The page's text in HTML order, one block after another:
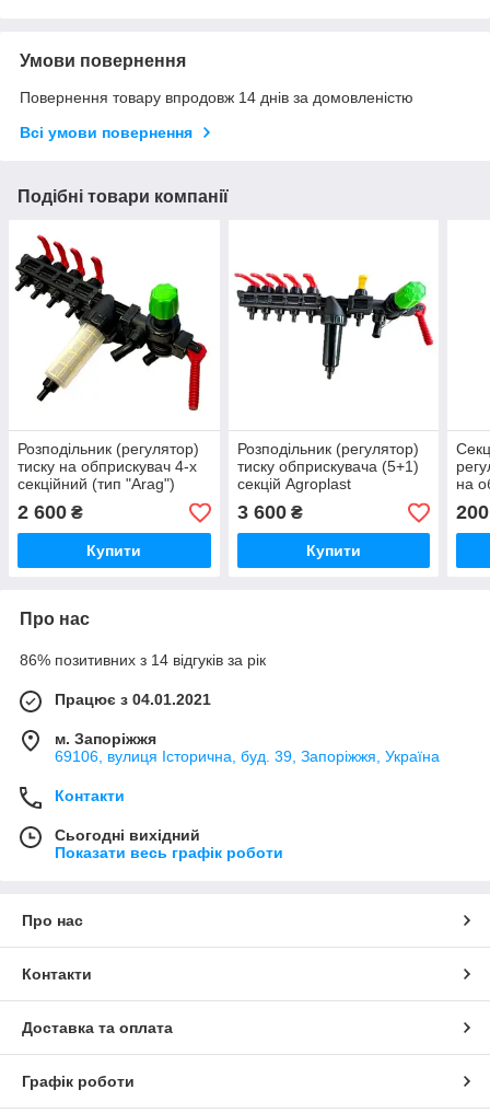
Умови повернення
Повернення товару впродовж 14 днів за домовленістю
Всі умови повернення
Подібні товари компанії
Розподільник (регулятор)
тиску на обприскувач 4-х
секційний (тип "Arag")
Agroplast, 228116
2 600 ₴
Купити
Розподільник (регулятор)
тиску обприскувача (5+1)
секцій Agroplast
(Агропласт, Польща)
228123
3 600₴
Купити
на
200
Про нас
86% позитивних з 14 відгуків за рік
Працює з 04.01.2021
м. Запоріжжя
69106, вулиця Історична, буд. 39, Запоріжжя, Україна
Контакти
Сьогодні вихідний
Показати весь графік роботи
Про нас
Контакти
Доставка та оплата
Графік роботи